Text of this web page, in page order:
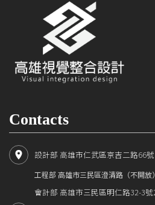
Contacts
設計部 高雄市仁武區京吉二路66
工程部 高雄市三民區澄清路（不開放）
會計部 高雄市三民區明仁路32-3號